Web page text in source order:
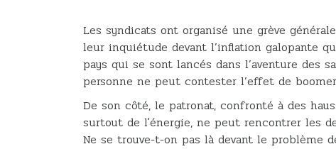
Les syndicats ont organisé une grève
leur inquiétude devant l’inflation galopante
pays qui se sont lancés dans l’aventure des
personne ne peut contester l’effet de
De son côté, le patronat, confronté à des
surtout de l'énergie, ne peut rencontrer les
Ne se trouve-t-on pas là devant le problème